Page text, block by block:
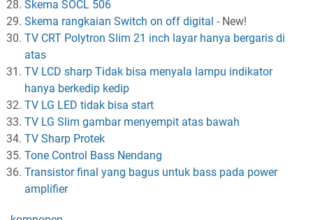
Skema SOCL 506
Skema rangkaian Switch on off digital - New!
TV CRT Polytron Slim 21 inch layar hanya bergaris di
atas
TV LCD sharp Tidak bisa menyala lampu indikator
hanya berkedip kedip
TV LG LED tidak bisa start
TV LG Slim gambar menyempit atas bawah
TV Sharp Protek
Tone Control Bass Nendang
Transistor final yang bagus untuk bass pada power
amplifier